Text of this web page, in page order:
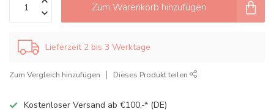
Zum Warenkorb hinzufügen
Lieferzeit 2 bis 3 Werktage
Zum Vergleich hinzufügen Dieses Produkt teilen
Kostenloser Versand ab €100,-* (DE)